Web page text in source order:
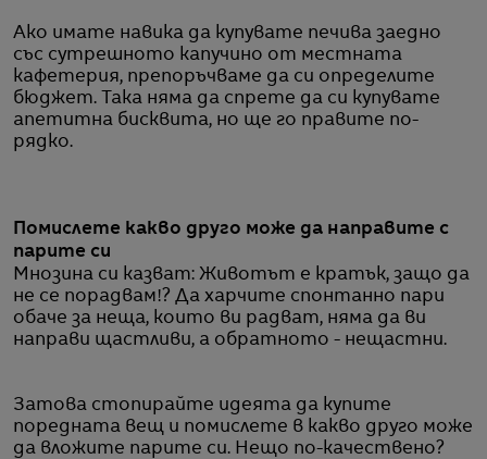
Ако имате навика да купувате печива заедно
със сутрешното капучино от местната
кафетерия, препоръчваме да си определите
бюджет. Така няма да спрете да си купувате
апетитна бисквита, но ще го правите по-
рядко.
Помислете какво друго може да направите с
парите си
Мнозина си казват: Животът е кратък, защо да
не се порадвам!? Да харчите спонтанно пари
обаче за неща, които ви радват, няма да ви
направи щастливи, а обратното - нещастни.
Затова стопирайте идеята да купите
поредната вещ и помислете в какво друго може
да вложите парите си. Нещо по-качествено?